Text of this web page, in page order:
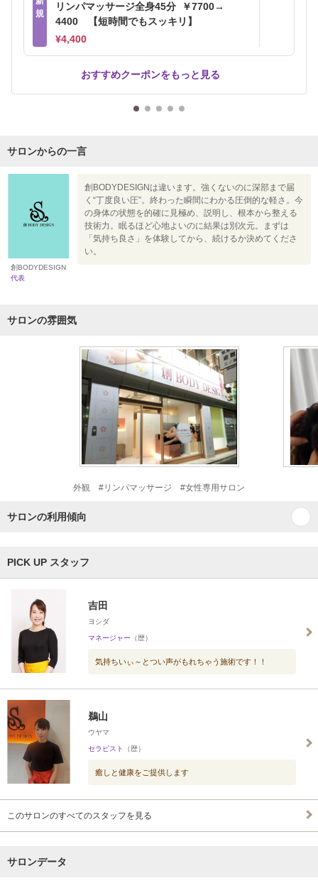
規
リンパマッサージ全身45分 ￥7700→
4400 【短時間でもスッキリ】
¥4,400
おすすめクーポンをもっと見る
サロンからの一言
創BODYDESIGN
代表
創BODYDESIGNは違います。強くないのに深部まで届
く“丁度良い圧”。終わった瞬間にわかる圧倒的な軽さ。今
の身体の状態を的確に見極め、説明し、根本から整える
技術力。眠るほど心地よいのに結果は別次元。まずは
「気持ち良さ」を体験してから、続けるか決めてくださ
い。
サロンの雰囲気
外観 #リンパマッサージ #女性専用サロン
サロンの利用傾向
PICK UP スタッフ
吉田
ヨシダ
マネージャー （歴）
気持ちいぃ～とつい声がもれちゃう施術です！！
鵜山
ウヤマ
セラピスト （歴）
癒しと健康をご提供します
このサロンのすべてのスタッフを見る
サロンデータ